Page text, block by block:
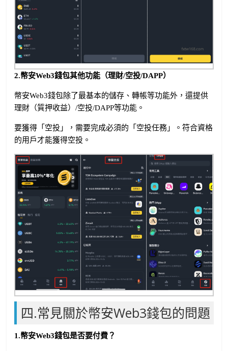
2.幣安Web3錢包其他功能（理財/空投/DAPP）
幣安Web3錢包除了最基本的儲存、轉帳等功能外，還提供
理財（質押收益）/空投/DAPP等功能。
要獲得「空投」，需要完成必須的「空投任務」。符合資格
的用戶才能獲得空投。
四.常見關於幣安Web3錢包的問題
1.幣安Web3錢包是否要付費？